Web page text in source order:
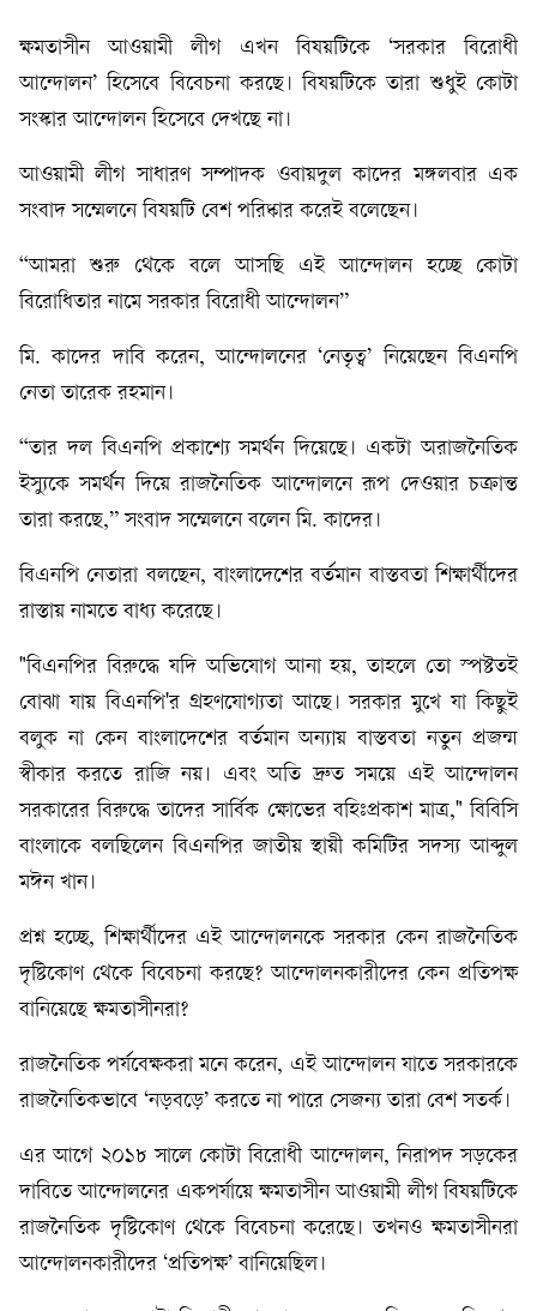
ক্ষমতাসীন আওয়ামী লীগ এখন বিষয়টিকে ‘সরকার বিরোধী
আন্দোলন’ হিসেবে বিবেচনা করছে। বিষয়টিকে তারা শুধুই কোটা
সংস্কার আন্দোলন হিসেবে দেখছে না।
আওয়ামী লীগ সাধারণ সম্পাদক ওবায়দুল কাদের মঙ্গলবার এক
সংবাদ সম্মেলনে বিষয়টি বেশ পরিষ্কার করেই বলেছেন।
“আমরা শুরু থেকে বলে আসছি এই আন্দোলন হচ্ছে কোটা
বিরোধিতার নামে সরকার বিরোধী আন্দোলন”
মি. কাদের দাবি করেন, আন্দোলনের ‘নেতৃত্ব’ নিয়েছেন বিএনপি
নেতা তারেক রহমান।
“তার দল বিএনপি প্রকাশ্যে সমর্থন দিয়েছে। একটা অরাজনৈতিক
ইস্যুকে সমর্থন দিয়ে রাজনৈতিক আন্দোলনে রূপ দেওয়ার চক্রান্ত
তারা করছে,” সংবাদ সম্মেলনে বলেন মি. কাদের।
বিএনপি নেতারা বলছেন, বাংলাদেশের বর্তমান বাস্তবতা শিক্ষার্থীদের
রাস্তায় নামতে বাধ্য করেছে।
"বিএনপির বিরুদ্ধে যদি অভিযোগ আনা হয়, তাহলে তো স্পষ্টতই
বোঝা যায় বিএনপি'র গ্রহণযোগ্যতা আছে। সরকার মুখে যা কিছুই
বলুক না কেন বাংলাদেশের বর্তমান অন্যায় বাস্তবতা নতুন প্রজন্ম
স্বীকার করতে রাজি নয়। এবং অতি দ্রুত সময়ে এই আন্দোলন
সরকারের বিরুদ্ধে তাদের সার্বিক ক্ষোভের বহিঃপ্রকাশ মাত্র," বিবিসি
বাংলাকে বলছিলেন বিএনপির জাতীয় স্থায়ী কমিটির সদস্য আব্দুল
মঈন খান।
প্রশ্ন হচ্ছে, শিক্ষার্থীদের এই আন্দোলনকে সরকার কেন রাজনৈতিক
দৃষ্টিকোণ থেকে বিবেচনা করছে? আন্দোলনকারীদের কেন প্রতিপক্ষ
বানিয়েছে ক্ষমতাসীনরা?
রাজনৈতিক পর্যবেক্ষকরা মনে করেন, এই আন্দোলন যাতে সরকারকে
রাজনৈতিকভাবে ‘নড়বড়ে’ করতে না পারে সেজন্য তারা বেশ সতর্ক।
এর আগে ২০১৮ সালে কোটা বিরোধী আন্দোলন, নিরাপদ সড়কের
দাবিতে আন্দোলনের একপর্যায়ে ক্ষমতাসীন আওয়ামী লীগ বিষয়টিকে
রাজনৈতিক দৃষ্টিকোণ থেকে বিবেচনা করেছে। তখনও ক্ষমতাসীনরা
আন্দোলনকারীদের ‘প্রতিপক্ষ’ বানিয়েছিল।